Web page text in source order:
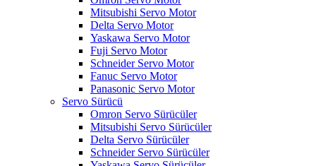
Mitsubishi Servo Motor
Delta Servo Motor
Yaskawa Servo Motor
Fuji Servo Motor
Schneider Servo Motor
Fanuc Servo Motor
Panasonic Servo Motor
Servo Sürücü
Omron Servo Sürücüler
Mitsubishi Servo Sürücüler
Delta Servo Sürücüler
Schneider Servo Sürücüler